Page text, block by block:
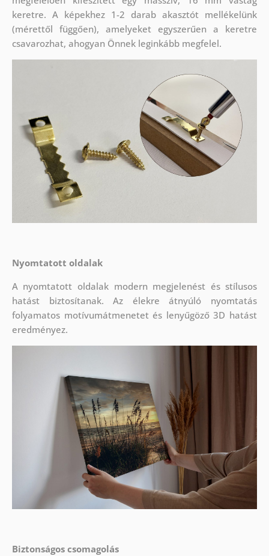
keretre. A képekhez 1-2 darab akasztót mellékelünk
(mérettől függően), amelyeket egyszerűen a keretre
csavarozhat, ahogyan Önnek leginkább megfelel.
Nyomtatott oldalak
A nyomtatott oldalak modern megjelenést és stílusos
hatást biztosítanak. Az élekre átnyúló nyomtatás
folyamatos motívumátmenetet és lenyűgöző 3D hatást
eredményez.
Biztonságos csomagolás